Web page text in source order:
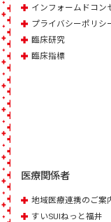
インフォームドコン
プライバシーポリシ
臨床研究
臨床指標
医療関係者
地域医療連携のご案
すいSUIねっと福井